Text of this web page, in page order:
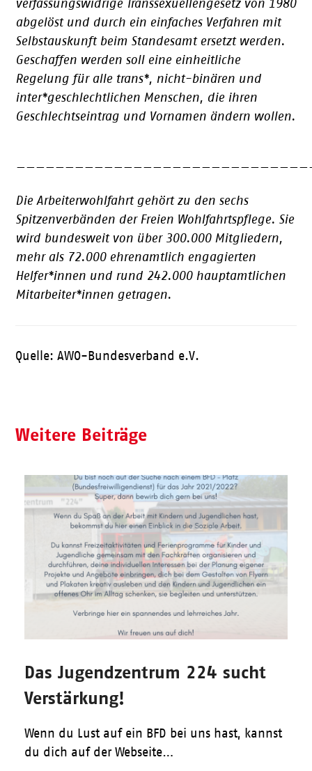
verfassungswidrige Transsexuellengesetz von 1980
abgelöst und durch ein einfaches Verfahren mit
Selbstauskunft beim Standesamt ersetzt werden.
Geschaffen werden soll eine einheitliche
Regelung für alle trans*, nicht-binären und
inter*geschlechtlichen Menschen, die ihren
Geschlechtseintrag und Vornamen ändern wollen.
Die Arbeiterwohlfahrt gehört zu den sechs
Spitzenverbänden der Freien Wohlfahrtspflege. Sie
wird bundesweit von über 300.000 Mitgliedern,
mehr als 72.000 ehrenamtlich engagierten
Helfer*innen und rund 242.000 hauptamtlichen
Mitarbeiter*innen getragen.
Quelle: AWO-Bundesverband e.V.
Weitere Beiträge
Das Jugendzentrum 224 sucht
Verstärkung!
Wenn du Lust auf ein BFD bei uns hast, kannst
du dich auf der Webseite…